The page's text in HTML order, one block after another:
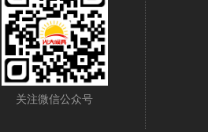
关注微信公众号